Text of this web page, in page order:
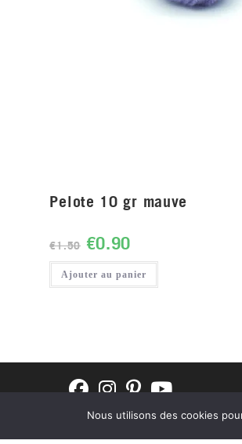
Pelote 10 gr mauve
€1.50 €0.90
Ajouter au panier
Nous utilisons des cookies